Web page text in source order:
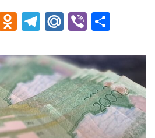
V
O
n
o
kl
a
ss
T
e
gr
a
m
M
.R
u
Vi
er п
р
а
в
и